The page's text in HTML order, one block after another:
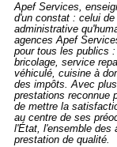
Apef Services,
d'un constat : celui
administrative
agences Apef
pour tous les publics
bricolage, service
véhiculé, cuisine à
des impôts. Avec
prestations reconnue
de mettre la
au centre de ses
l'État, l'ensemble des
prestation de qualité.